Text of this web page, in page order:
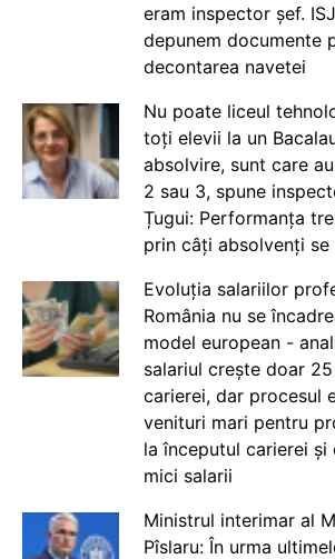
eram inspector șef.
depunem documente
decontarea navetei
Nu poate liceul
toți elevii la un
absolvire, sunt care
2 sau 3, spune
Țugui: Performanța
prin câți absolvenți se
Evoluția salariilor
România nu se
model european -
salariul crește doar
carierei, dar procesul
venituri mari pentru
la începutul carierei și
mici salarii
Ministrul interimar al
Pîslaru: În urma